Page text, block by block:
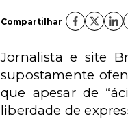
Compartilhar
Jornalista e site
supostamente
que apesar de
liberdade de